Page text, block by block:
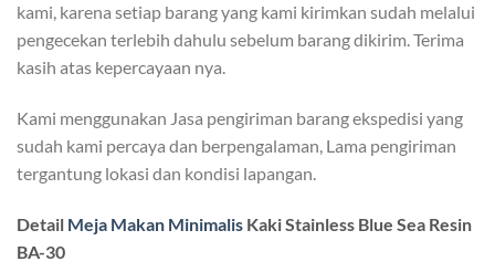
kami, karena setiap barang yang kami kirimkan sudah melalui
pengecekan terlebih dahulu sebelum barang dikirim. Terima
kasih atas kepercayaan nya.
Kami menggunakan Jasa pengiriman barang ekspedisi yang
sudah kami percaya dan berpengalaman, Lama pengiriman
tergantung lokasi dan kondisi lapangan.
Detail Meja Makan Minimalis Kaki Stainless Blue Sea Resin
BA-30